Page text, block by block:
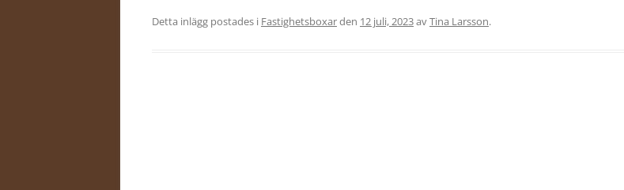
Detta inlägg postades i Fastighetsboxarden 12 juli, 2023avTina Larsson.